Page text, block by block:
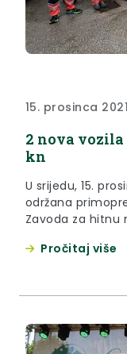
15. prosinca
2 nova
kn
U srijedu, 15.
održana
Zavoda za hitnu
Pročitaj više